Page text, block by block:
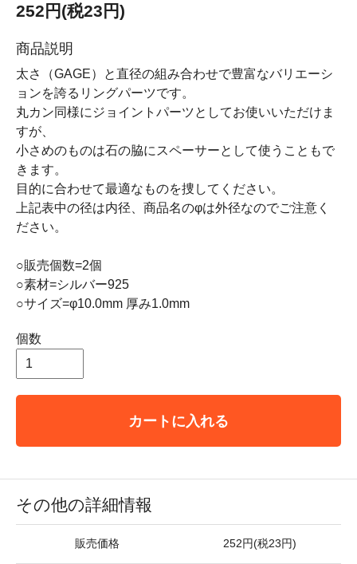
252円(税23円)
商品説明
太さ（GAGE）と直径の組み合わせで豊富なバリエーシ
ョンを誇るリングパーツです。
丸カン同様にジョイントパーツとしてお使いいただけま
すが、
小さめのものは石の脇にスペーサーとして使うこともで
きます。
目的に合わせて最適なものを捜してください。
上記表中の径は内径、商品名のφは外径なのでご注意く
ださい。
○販売個数=2個
○素材=シルバー925
○サイズ=φ10.0mm 厚み1.0mm
個数
カートに入れる
その他の詳細情報
販売価格 252円(税23円)